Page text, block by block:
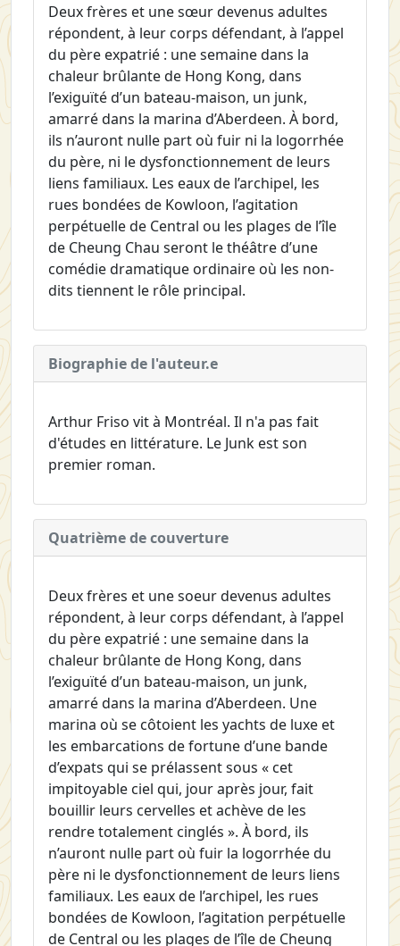
Deux frères et une sœur devenus adultes
répondent, à leur corps défendant, à l’appel
du père expatrié : une semaine dans la
chaleur brûlante de Hong Kong, dans
l’exiguïté d’un bateau-maison, un junk,
amarré dans la marina d’Aberdeen. À bord,
ils n’auront nulle part où fuir ni la logorrhée
du père, ni le dysfonctionnement de leurs
liens familiaux. Les eaux de l’archipel, les
rues bondées de Kowloon, l’agitation
perpétuelle de Central ou les plages de l’île
de Cheung Chau seront le théâtre d’une
comédie dramatique ordinaire où les non-
dits tiennent le rôle principal.
Biographie de l'auteur.e
Arthur Friso vit à Montréal. Il n'a pas fait
d'études en littérature. Le Junk est son
premier roman.
Quatrième de couverture
Deux frères et une soeur devenus adultes
répondent, à leur corps défendant, à l’appel
du père expatrié : une semaine dans la
chaleur brûlante de Hong Kong, dans
l’exiguïté d’un bateau-maison, un junk,
amarré dans la marina d’Aberdeen. Une
marina où se côtoient les yachts de luxe et
les embarcations de fortune d’une bande
d’expats qui se prélassent sous « cet
impitoyable ciel qui, jour après jour, fait
bouillir leurs cervelles et achève de les
rendre totalement cinglés ». À bord, ils
n’auront nulle part où fuir la logorrhée du
père ni le dysfonctionnement de leurs liens
familiaux. Les eaux de l’archipel, les rues
bondées de Kowloon, l’agitation perpétuelle
de Central ou les plages de l’île de Cheung